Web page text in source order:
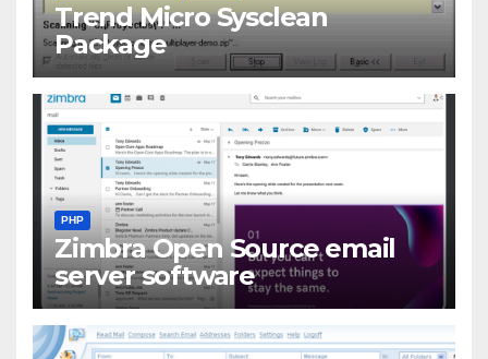
Trend Micro Sysclean
Package
PHP
Zimbra Open Source email
server software